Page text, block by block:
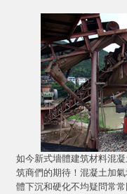
如今新式墻體建筑材料混
筑商們的期待！混凝土加
體下沉和硬化不均疑問常